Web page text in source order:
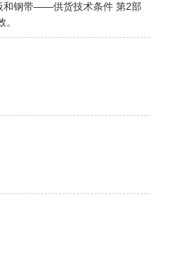
和钢带――供货技术条件 第2部